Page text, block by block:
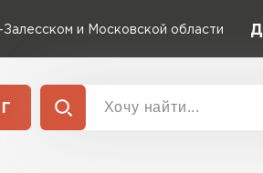
и Московской области